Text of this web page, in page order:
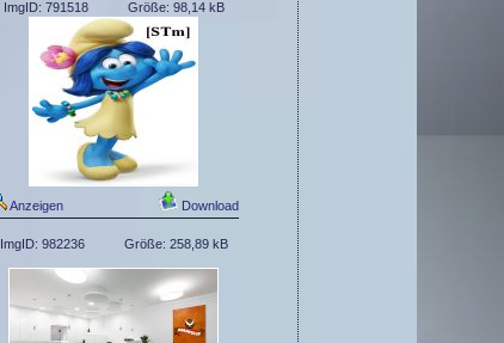
ImgID: 791518 Größe: 98,14 kB
Anzeigen Download
ImgID: 982236 Größe: 258,89 kB